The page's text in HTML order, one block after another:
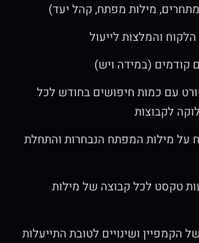
מילות מפתח, קהל יעד)
והמלצות לייעול
קודמים (במידה ויש)
עם כמות חיפושים בחודש לכל
לקבוצות
על מילות המפתח הנבחרות והתחלת
טקסט לכל קבוצה של מילות
הקמפיין ושינויים לטובת התייעלות